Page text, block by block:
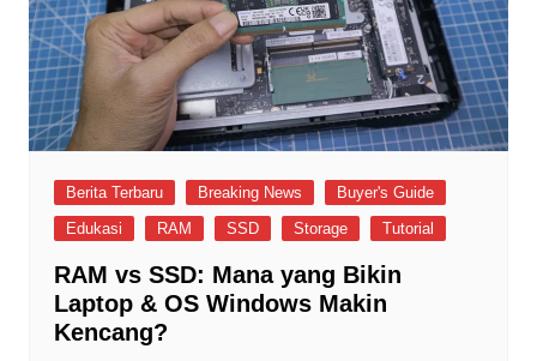
Berita Terbaru Breaking News
Buyer's Guide
Edukasi
RAM SSD Storage Tutorial
RAM vs SSD: Mana yang Bikin
Laptop & OS Windows Makin
Kencang?